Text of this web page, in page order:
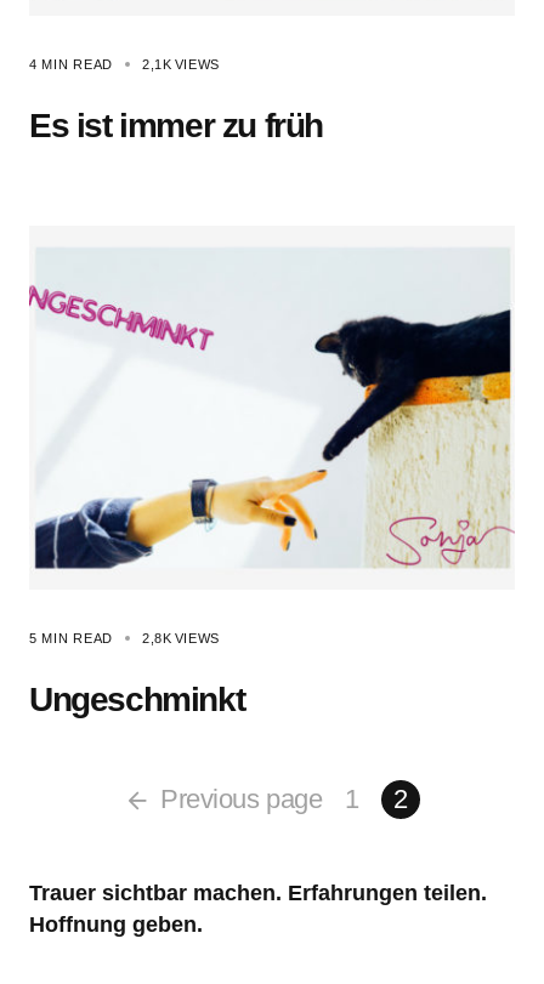
4 MIN READ 2,1K VIEWS
Es ist immer zu früh
5 MIN READ 2,8K VIEWS
Ungeschminkt
Previous page 1 2
Trauer sichtbar machen. Erfahrungen teilen.
Hoffnung geben.